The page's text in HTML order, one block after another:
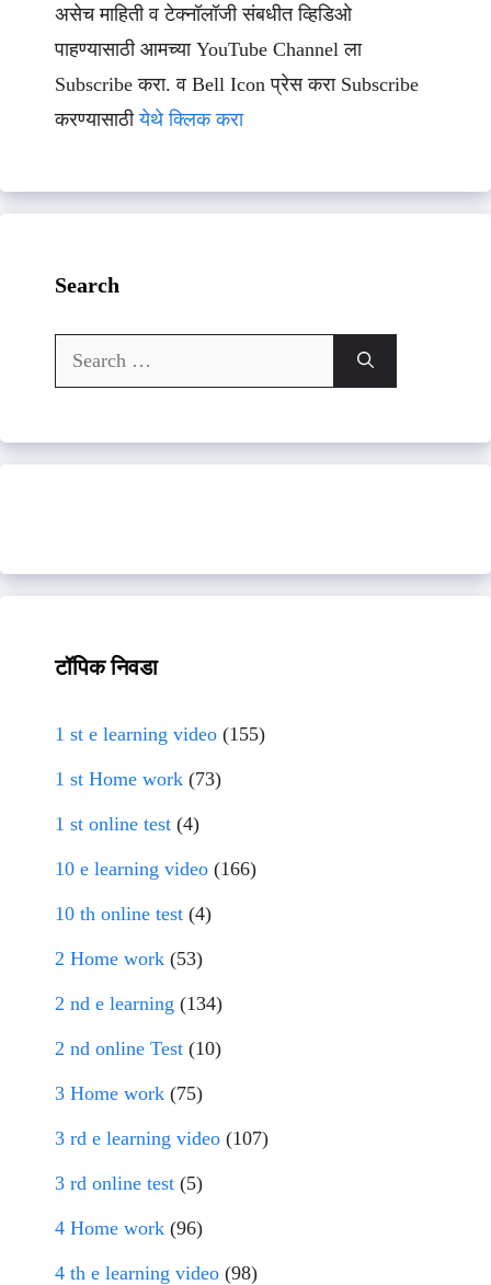
असेच माहिती व टेक्नॉलॉजी संबधीत व्हिडिओ
पाहण्यासाठी आमच्या YouTube Channel ला
Subscribe करा. व Bell Icon प्रेस करा Subscribe
करण्यासाठीयेथे क्लिक करा
Search
Search
for:
टॉपिक निवडा
1 st e learning video (155)
1 st Home work (73)
1 st online test (4)
10 e learning video (166)
10 th online test (4)
2 Home work (53)
2 nd e learning (134)
2 nd online Test (10)
3 Home work (75)
3 rd e learning video (107)
3 rd online test (5)
4 Home work (96)
4 th e learning video (98)